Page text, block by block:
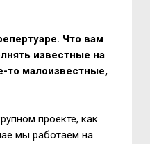
Что вам
известные на
то малоизвестные,
проекте, как
мы работаем на